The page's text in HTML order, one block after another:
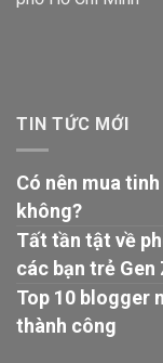
TIN TỨC MỚI
Có nên mua
không?
Tất tần tật về
các bạn trẻ Gen
Top 10 blogger
thành công